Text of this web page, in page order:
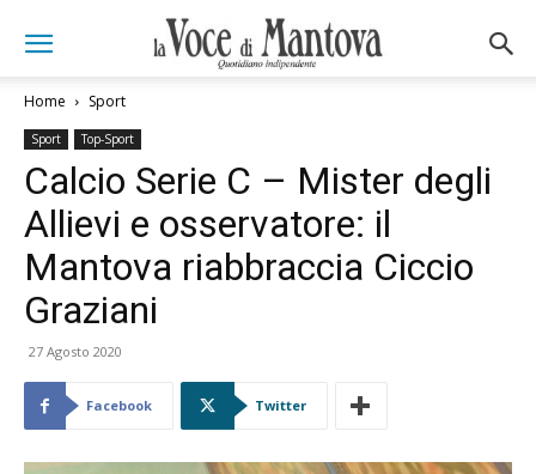
Home Sport
Sport Top-Sport
Calcio Serie C – Mister degli
Allievi e osservatore: il
Mantova riabbraccia Ciccio
Graziani
27 Agosto 2020
Facebook Twitter